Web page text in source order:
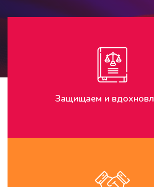
Защищаем и